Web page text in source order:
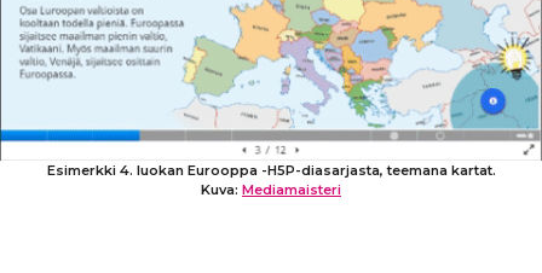
Esimerkki 4. luokan Eurooppa -H5P-diasarjasta, teemana kartat.
Kuva: Mediamaisteri